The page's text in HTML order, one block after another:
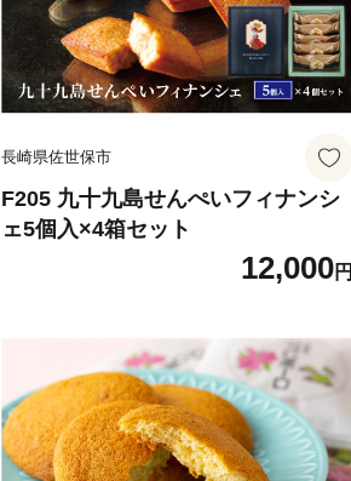
長崎県佐世保市
F205 九十九島せんぺいフィナンシ
ェ5個入×4箱セット
12,000円